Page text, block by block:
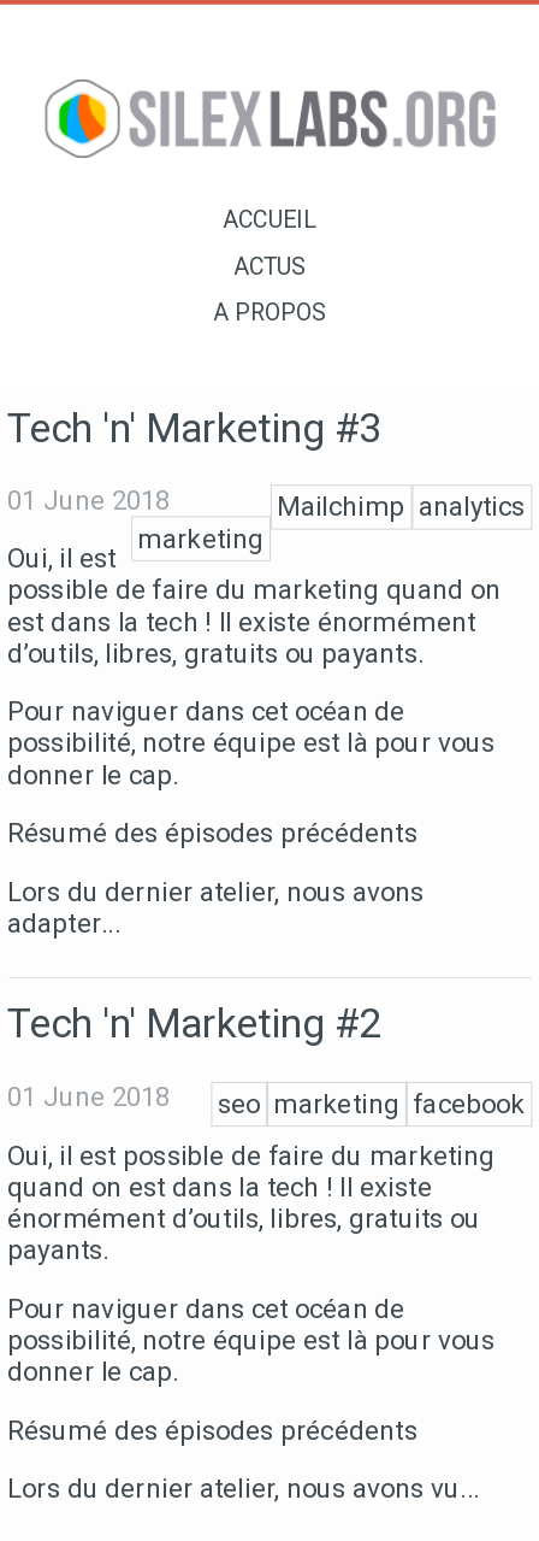
ACCUEIL
ACTUS
A PROPOS
Tech 'n' Marketing #3
01 June 2018 analytics
Mailchimp
marketing
Oui, il est
possible de faire du marketing quand on
est dans la tech ! Il existe énormément
d’outils, libres, gratuits ou payants.
Pour naviguer dans cet océan de
possibilité, notre équipe est là pour vous
donner le cap.
Résumé des épisodes précédents
Lors du dernier atelier, nous avons
adapter...
Tech 'n' Marketing #2
01 June 2018 facebook
marketing
seo
Oui, il est possible de faire du marketing
quand on est dans la tech ! Il existe
énormément d’outils, libres, gratuits ou
payants.
Pour naviguer dans cet océan de
possibilité, notre équipe est là pour vous
donner le cap.
Résumé des épisodes précédents
Lors du dernier atelier, nous avons vu...